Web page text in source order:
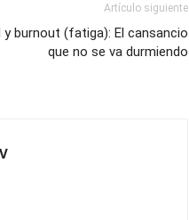
Artículo siguiente
y burnout (fatiga): El cansancio
que no se va durmiendo